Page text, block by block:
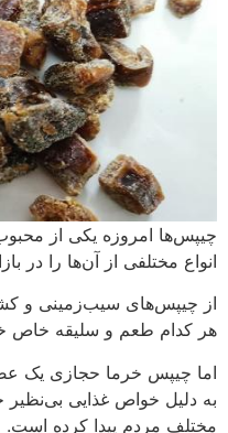
چیپس‌ها امروزه یکی از
انواع مختلفی از آن‌ها را در
از چیپس‌های سیب‌زمینی و
هر کدام طعم و سلیقه خاص
اما چیپس خرما حجازی یک
به دلیل خواص غذایی
مختلف مردم پیدا کرده است.